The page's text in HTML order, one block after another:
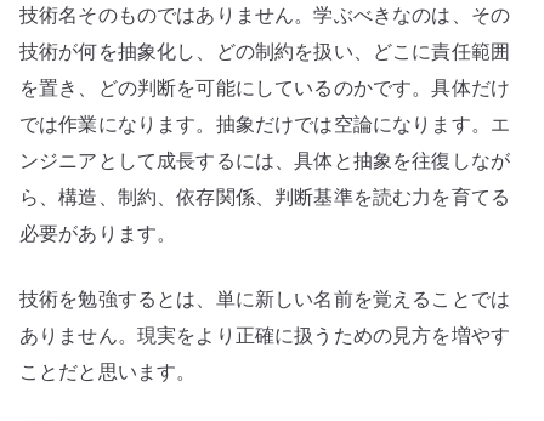
技術名そのものではありません。学ぶべきなのは、その
技術が何を抽象化し、どの制約を扱い、どこに責任範囲
を置き、どの判断を可能にしているのかです。具体だけ
では作業になります。抽象だけでは空論になります。エ
ンジニアとして成長するには、具体と抽象を往復しなが
ら、構造、制約、依存関係、判断基準を読む力を育てる
必要があります。
技術を勉強するとは、単に新しい名前を覚えることでは
ありません。現実をより正確に扱うための見方を増やす
ことだと思います。